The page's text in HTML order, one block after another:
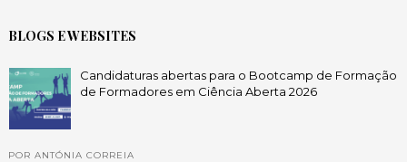
BLOGS E WEBSITES
Candidaturas abertas para o Bootcamp de Formação
de Formadores em Ciência Aberta 2026
POR ANTÓNIA CORREIA